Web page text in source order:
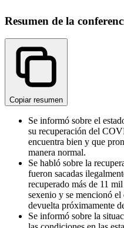
Resumen de la
Copiar resumen
Se informó sobre el
su recuperación del
encuentra bien y que
manera normal.
Se habló sobre la
fueron sacadas
recuperado más de 11
sexenio y se mencionó el
devuelta próximamente
Se informó sobre la